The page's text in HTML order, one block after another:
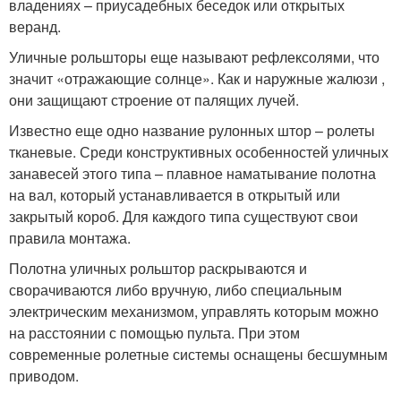
владениях – приусадебных беседок или открытых
веранд.
Уличные рольшторы еще называют рефлексолями, что
значит «отражающие солнце». Как и наружные жалюзи ,
они защищают строение от палящих лучей.
Известно еще одно название рулонных штор – ролеты
тканевые. Среди конструктивных особенностей уличных
занавесей этого типа – плавное наматывание полотна
на вал, который устанавливается в открытый или
закрытый короб. Для каждого типа существуют свои
правила монтажа.
Полотна уличных рольштор раскрываются и
сворачиваются либо вручную, либо специальным
электрическим механизмом, управлять которым можно
на расстоянии с помощью пульта. При этом
современные ролетные системы оснащены бесшумным
приводом.